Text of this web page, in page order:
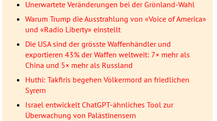
Unerwartete Veränderungen bei der Grönland-Wahl
Warum Trump die Ausstrahlung von «Voice of America»
und «Radio Liberty» einstellt
Die USA sind der grösste Waffenhändler und
exportieren 43% der Waffen weltweit: 7× mehr als
China und 5× mehr als Russland
Huthi: Takfiris begehen Völkermord an friedlichen
Syrern
Israel entwickelt ChatGPT-ähnliches Tool zur
Überwachung von Palästinensern